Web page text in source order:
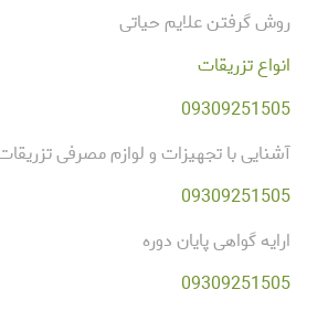
روش گرفتن علایم حیاتی
انواع تزریقات
09309251505
آشنایی با تجهیزات و لوازم مصرفی
09309251505
ارایه گواهی پایان دوره
09309251505